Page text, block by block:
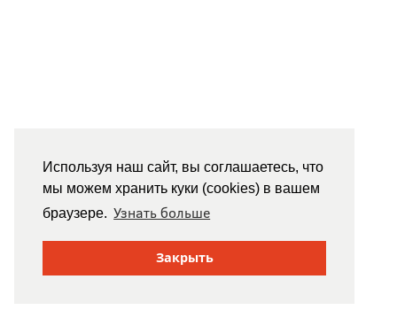
Используя наш сайт, вы соглашаетесь, что
мы можем хранить куки (cookies) в вашем
браузере. Узнать больше
Закрыть